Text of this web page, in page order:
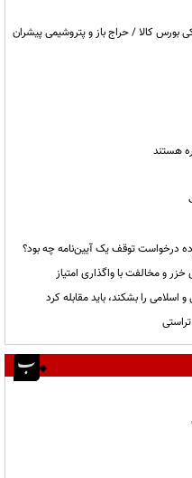
بازار فیزیکی بورس کالا / حراج باز و پتروشیمی پیشران
هستند
درخواست توقف یک آیین‌نامه چه بود؟
و مخالفت با واگذاری امتیاز
را بشکند، باید مقابله کرد